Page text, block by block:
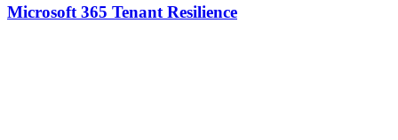
Microsoft 365 Tenant Resilience